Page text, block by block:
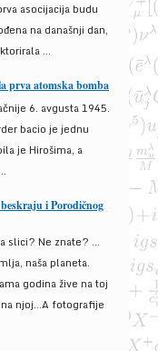
asocijacija budu
na današnji dan,
...
prva atomska bomba
6. avgusta 1945.
bacio je jednu
je Hirošima, a
i Porodičnog
slici? Ne znate? …
naša planeta.
godina žive na toj
njoj…A fotografije